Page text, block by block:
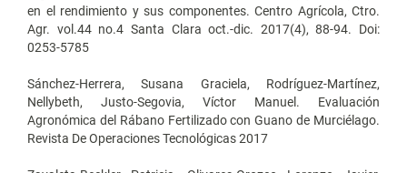
en el rendimiento y sus componentes. Centro Agrícola, Ctro.
Agr. vol.44 no.4 Santa Clara oct.-dic. 2017(4), 88-94. Doi:
0253-5785
Sánchez-Herrera, Susana Graciela, Rodríguez-Martínez,
Nellybeth, Justo-Segovia, Víctor Manuel. Evaluación
Agronómica del Rábano Fertilizado con Guano de Murciélago.
Revista De Operaciones Tecnológicas 2017